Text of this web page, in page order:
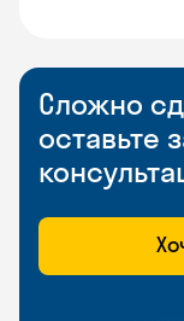
Сложно
оставьте